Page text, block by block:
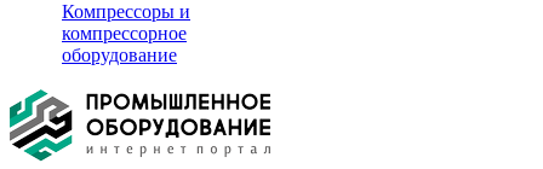
Компрессоры и
компрессорное
оборудование